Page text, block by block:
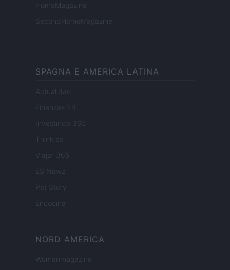
HomeMagazine
SecondHomeMagazine
SPAGNA E AMERICA LATINA
Actualidad
Finanzas 24
Investindo 365
Think.es
Viajar 365
ES Newz
Pet Story
Encocina
NORD AMERICA
Womanmagazine